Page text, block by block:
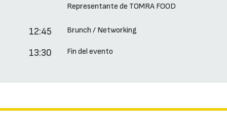
Representante de TOMRA FOOD
12:45 Brunch / Networking
13:30 Fin del evento